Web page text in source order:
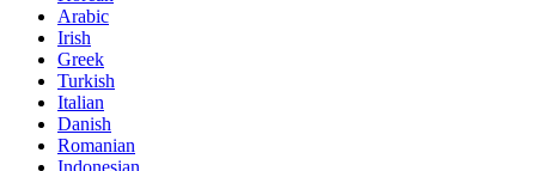
Arabic
Irish
Greek
Turkish
Italian
Danish
Romanian
Indonesian